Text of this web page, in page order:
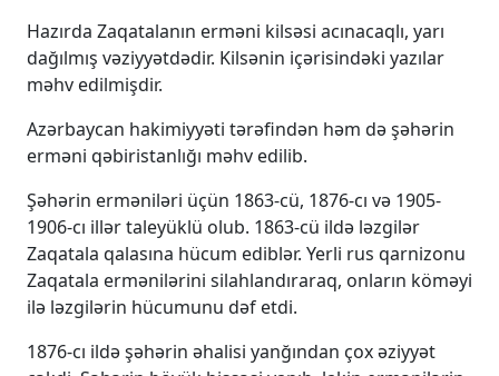
Hazırda Zaqatalanın erməni kilsəsi acınacaqlı, yarı
dağılmış vəziyyətdədir. Kilsənin içərisindəki yazılar
məhv edilmişdir.
Azərbaycan hakimiyyəti tərəfindən həm də şəhərin
erməni qəbiristanlığı məhv edilib.
Şəhərin erməniləri üçün 1863-cü, 1876-cı və 1905-
1906-cı illər taleyüklü olub. 1863-cü ildə ləzgilər
Zaqatala qalasına hücum ediblər. Yerli rus qarnizonu
Zaqatala ermənilərini silahlandıraraq, onların köməyi
ilə ləzgilərin hücumunu dəf etdi.
1876-cı ildə şəhərin əhalisi yanğından çox əziyyət